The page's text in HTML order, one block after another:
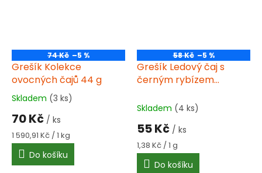
74 Kč –5 %
Grešík Kolekce
ovocných čajů 44 g
Průměrné
hodnocení
produktu
je
5,0
5
Skladem (3 ks)
70 Kč / ks
Měrná
cena:
1 590,91 Kč / 1 kg
Do košíku
58 Kč –5 %
Grešík Ledový čaj s
černým rybízem
Skladem (4 ks)
55 Kč / ks
Měrná
cena:
1,38 Kč / 1 g
Do košíku